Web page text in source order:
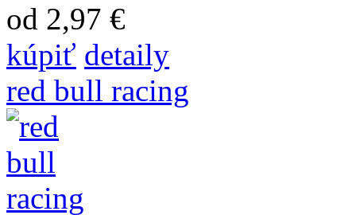
od 2,97 €
kúpiť detaily
red bull racing